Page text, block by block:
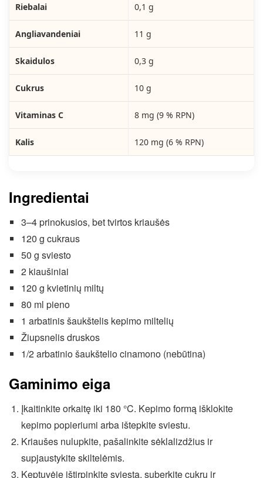
Riebalai 0,1 g
Angliavandeniai 11 g
Skaidulos 0,3 g
Cukrus 10 g
Vitaminas C 8 mg (9 % RPN)
Kalis 120 mg (6 % RPN)
Ingredientai
3–4 prinokusios, bet tvirtos kriaušės
120 g cukraus
50 g sviesto
2 kiaušiniai
120 g kvietinių miltų
80 ml pieno
1 arbatinis šaukštelis kepimo miltelių
Žiupsnelis druskos
1/2 arbatinio šaukštelio cinamono (nebūtina)
Gaminimo eiga
Įkaitinkite orkaitę iki 180 °C. Kepimo formą išklokite
kepimo popieriumi arba ištepkite sviestu.
Kriaušes nulupkite, pašalinkite sėklalizdžius ir
supjaustykite skiltelėmis.
Keptuvėje ištirpinkite sviestą, suberkite cukrų ir